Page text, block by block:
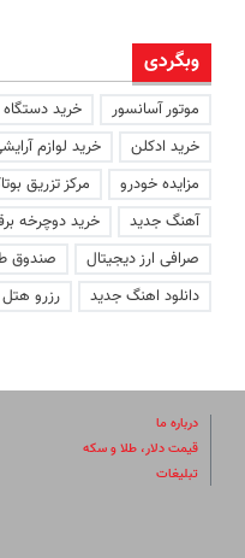
وبگردی
موتور آسانسور خرید دستگاه
خرید ادکلن
خرید لوازم
مزایده خودرو
مرکز تزریق
آهنگ جدید
خرید دوچرخه
صرافی ارز دیجیتال
صندوق
دانلود اهنگ جدید
رزرو
درباره ما
قیمت دلار، طلا و سکه
تبلیغات